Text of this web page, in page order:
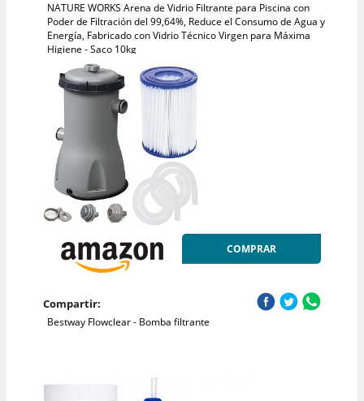
NATURE WORKS Arena de Vidrio Filtrante para Piscina con
Poder de Filtración del 99,64%, Reduce el Consumo de Agua y
Energía, Fabricado con Vidrio Técnico Virgen para Máxima
Higiene - Saco 10kg
COMPRAR
Compartir:
Bestway Flowclear - Bomba filtrante